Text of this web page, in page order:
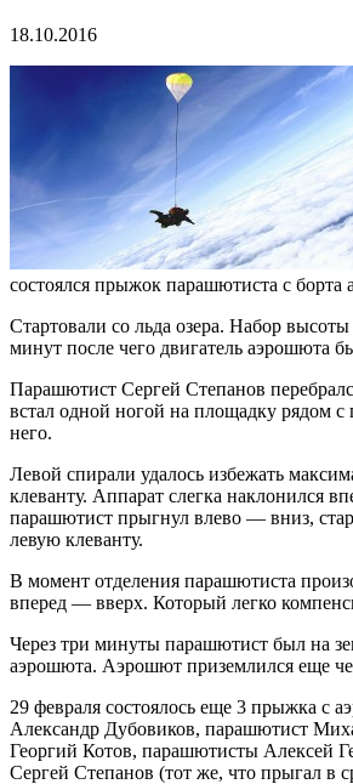
18.10.2016
состоялся прыжок парашютиста с борта
Стартовали со льда озера. Набор
минут после чего двигатель аэрошюта
Парашютист Сергей Степанов
встал одной ногой на площадку рядом с
него.
Левой спирали удалось избежать
клеванту. Аппарат слегка наклонился
парашютист прыгнул влево — вниз,
левую клеванту.
В момент отделения парашютиста
вперед — вверх. Который легко
Через три минуты парашютист был на
аэрошюта. Аэрошют приземлился еще
29 февраля состоялось еще 3 прыжка с
Александр Дубовиков, парашютист
Георгий Котов, парашютисты Алексей
Сергей Степанов (тот же, что прыгал в